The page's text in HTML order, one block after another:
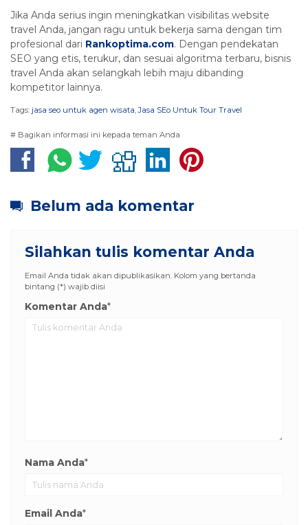
Jika Anda serius ingin meningkatkan visibilitas website
travel Anda, jangan ragu untuk bekerja sama dengan tim
profesional dari Rankoptima.com. Dengan pendekatan
SEO yang etis, terukur, dan sesuai algoritma terbaru, bisnis
travel Anda akan selangkah lebih maju dibanding
kompetitor lainnya.
Tags: jasa seo untuk agen wisata,Jasa SEo Untuk Tour Travel
# Bagikan informasi ini kepada teman Anda
Belum ada komentar
Silahkan tulis komentar Anda
Email Anda tidak akan dipublikasikan. Kolom yang bertanda
bintang (*) wajib diisi
Komentar Anda*
Nama Anda*
Email Anda*